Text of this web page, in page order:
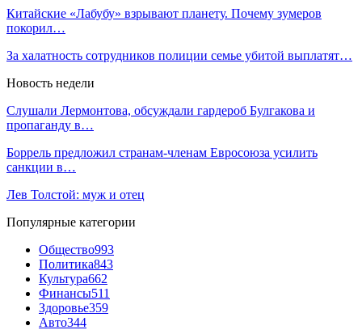
Китайские «Лабубу» взрывают планету. Почему зумеров
покорил…
За халатность сотрудников полиции семье убитой выплатят…
Новость недели
Слушали Лермонтова, обсуждали гардероб Булгакова и
пропаганду в…
Боррель предложил странам-членам Евросоюза усилить
санкции в…
Лев Толстой: муж и отец
Популярные категории
Общество993
Политика843
Культура662
Финансы511
Здоровье359
Авто344